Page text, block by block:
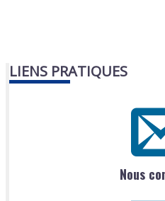
LIENS PRATIQUES
Nous